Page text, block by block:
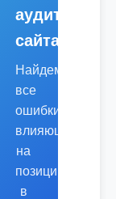
аудит
сайта
Найдем
все
ошибки,
влияющие
на
позиции
в